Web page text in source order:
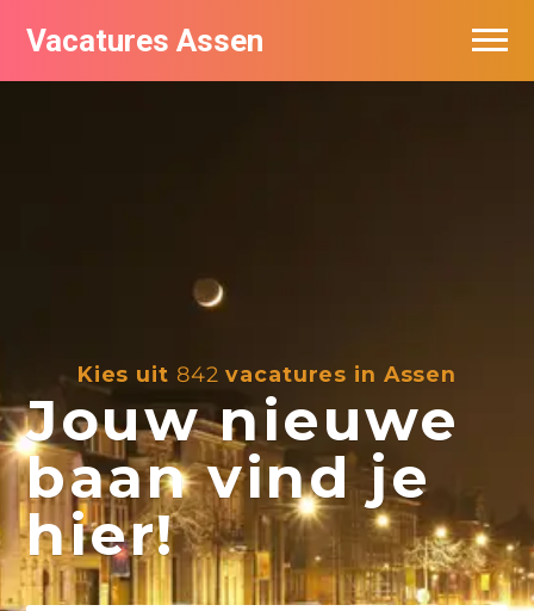
Vacatures Assen
Kies uit 842 vacatures in Assen
Jouw nieuwe
baan vind je
hier!
Vacatures per bedrijf